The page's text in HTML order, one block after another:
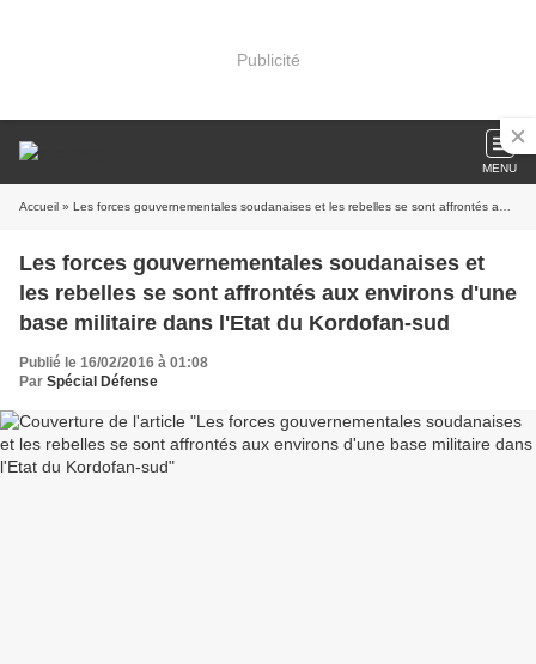
Publicité
MENU
Accueil » Les forces gouvernementales soudanaises et les rebelles se sont affrontés aux environs d'une base militaire dans l'Etat du Kordofan-sud
Les forces gouvernementales soudanaises et
les rebelles se sont affrontés aux environs d'une
base militaire dans l'Etat du Kordofan-sud
Publié le 16/02/2016 à 01:08
Par Spécial Défense